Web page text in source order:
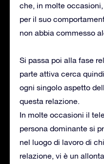
che, in molte
per il suo
non abbia commesso
Si passa poi alla fase
parte attiva cerca
ogni singolo aspetto
questa relazione.
In molte occasioni il
persona dominante si
nel luogo di lavoro di
relazione, vi è un